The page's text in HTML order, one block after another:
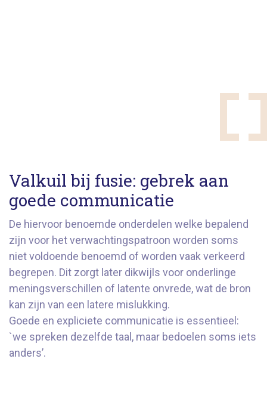
Valkuil bij fusie: gebrek aan
goede communicatie
De hiervoor benoemde onderdelen welke bepalend
zijn voor het verwachtingspatroon worden soms
niet voldoende benoemd of worden vaak verkeerd
begrepen. Dit zorgt later dikwijls voor onderlinge
meningsverschillen of latente onvrede, wat de bron
kan zijn van een latere mislukking.
Goede en expliciete communicatie is essentieel:
`we spreken dezelfde taal, maar bedoelen soms iets
anders’.